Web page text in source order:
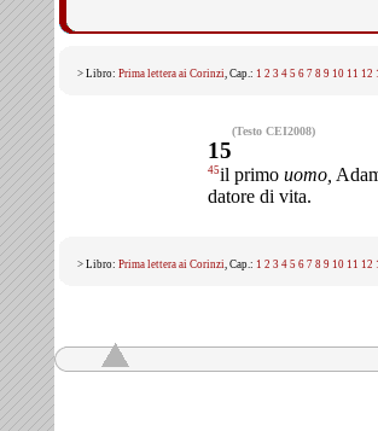
> Libro: Prima lettera ai Corinzi, Cap.: 1 2 3 4 5 6 7 8 9 10 11 12
(Testo CEI2008)
15
45il primo uomo,
datore di vita.
> Libro: Prima lettera ai Corinzi, Cap.: 1 2 3 4 5 6 7 8 9 10 11 12